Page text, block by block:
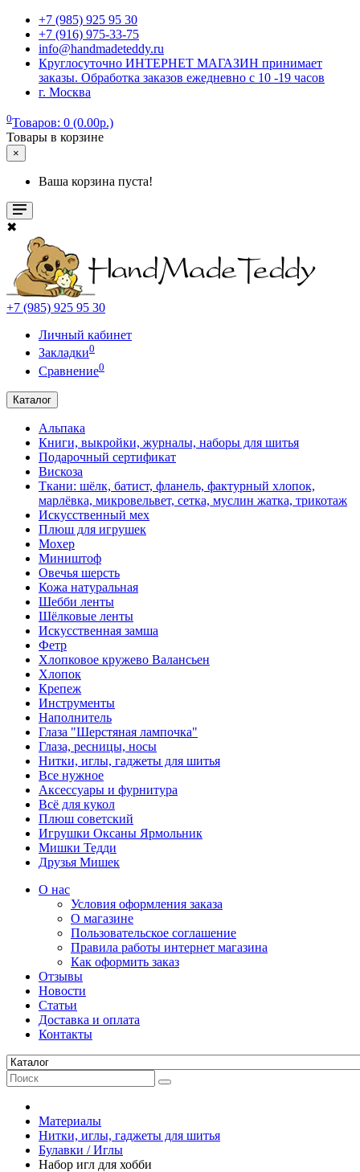
+7 (985) 925 95 30
+7 (916) 975-33-75
info@handmadeteddy.ru
Круглосуточно ИНТЕРНЕТ МАГАЗИН принимает
заказы. Обработка заказов ежедневно с 10 -19 часов
г. Москва
0Товаров: 0 (0.00р.)
Товары в корзине
×
Ваша корзина пуста!
✖
+7 (985) 925 95 30
Личный кабинет
Закладки0
Сравнение0
Каталог
Альпака
Книги, выкройки, журналы, наборы для шитья
Подарочный сертификат
Вискоза
Ткани: шёлк, батист, фланель, фактурный хлопок,
марлёвка, микровельвет, сетка, муслин жатка, трикотаж
Искусственный мех
Плюш для игрушек
Мохер
Миништоф
Овечья шерсть
Кожа натуральная
Шебби ленты
Шёлковые ленты
Искусственная замша
Фетр
Хлопковое кружево Валансьен
Хлопок
Крепеж
Инструменты
Наполнитель
Глаза "Шерстяная лампочка"
Глаза, ресницы, носы
Нитки, иглы, гаджеты для шитья
Все нужное
Аксессуары и фурнитура
Всё для кукол
Плюш советский
Игрушки Оксаны Ярмольник
Мишки Тедди
Друзья Мишек
О нас
Условия оформления заказа
О магазине
Пользовательское соглашение
Правила работы интернет магазина
Как оформить заказ
Отзывы
Новости
Статьи
Доставка и оплата
Контакты
Материалы
Нитки, иглы, гаджеты для шитья
Булавки / Иглы
Набор игл для хобби